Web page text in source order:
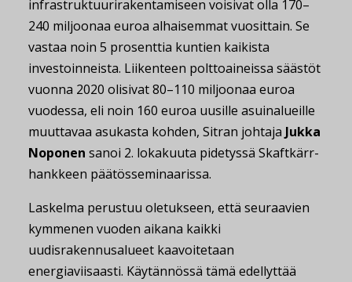
infrastruktuurirakentamiseen voisivat olla 170–
240 miljoonaa euroa alhaisemmat vuosittain. Se
vastaa noin 5 prosenttia kuntien kaikista
investoinneista. Liikenteen polttoaineissa säästöt
vuonna 2020 olisivat 80–110 miljoonaa euroa
vuodessa, eli noin 160 euroa uusille asuinalueille
muuttavaa asukasta kohden, Sitran johtaja Jukka
Noponen sanoi 2. lokakuuta pidetyssä Skaftkärr-
hankkeen päätösseminaarissa.
Laskelma perustuu oletukseen, että seuraavien
kymmenen vuoden aikana kaikki
uudisrakennusalueet kaavoitetaan
energiaviisaasti. Käytännössä tämä edellyttää